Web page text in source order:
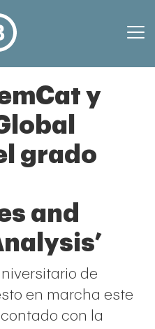
y
grado
and
de
en marcha este
contado con la